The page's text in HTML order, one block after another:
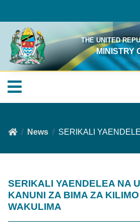
THE UNITED
MINISTRY
News SERIKALI
SERIKALI YAENDELEA NA
KANUNI ZA BIMA ZA
WAKULIMA